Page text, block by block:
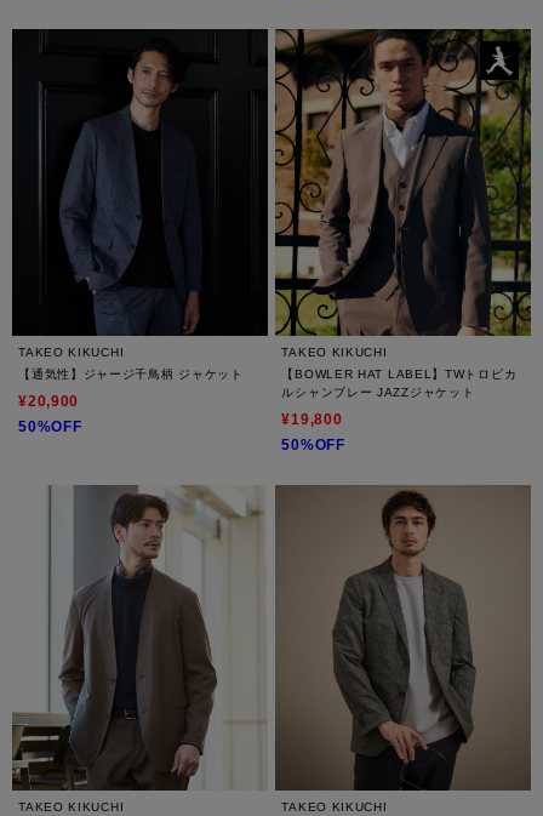
TAKEO KIKUCHI
【通気性】ジャージ千鳥柄 ジャケット
¥20,900
50%OFF
TAKEO KIKUCHI
【BOWLER HAT LABEL】TWトロピカ
ルシャンブレー JAZZジャケット
¥19,800
50%OFF
TAKEO KIKUCHI
TAKEO KIKUCHI